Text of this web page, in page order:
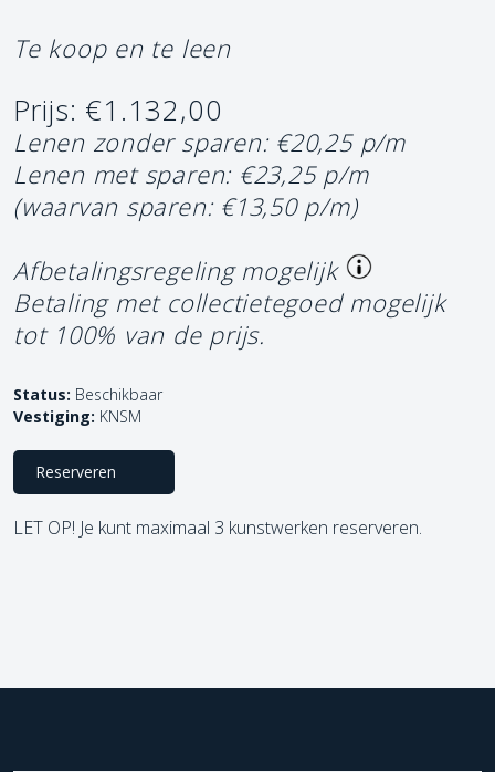
Te koop en te leen
Prijs: €1.132,00
Lenen zonder sparen: €20,25 p/m
Lenen met sparen: €23,25 p/m
(waarvan sparen: €13,50 p/m)
Afbetalingsregeling mogelijk
Betaling met collectietegoed mogelijk
tot 100% van de prijs.
Status: Beschikbaar
Vestiging: KNSM
Reserveren
LET OP! Je kunt maximaal 3 kunstwerken reserveren.